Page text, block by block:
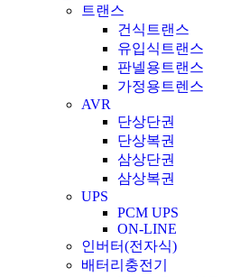
트랜스
건식트랜스
유입식트랜스
판넬용트랜스
가정용트렌스
AVR
단상단권
단상복권
삼상단권
삼상복권
UPS
PCM UPS
ON-LINE
인버터(전자식)
배터리충전기